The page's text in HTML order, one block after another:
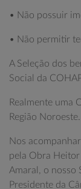
• Não possuir
• Não permitir
A Seleção dos
Social da
Realmente uma
Região Noroeste.
Nos
pela Obra
Amaral, o nosso
Presidente da